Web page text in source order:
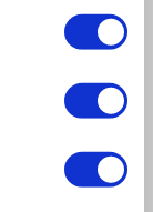
ニングはこちら
ら